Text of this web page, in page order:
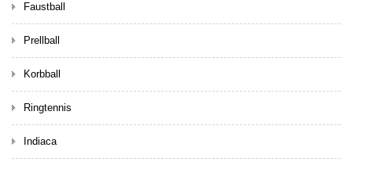
Faustball
Prellball
Korbball
Ringtennis
Indiaca